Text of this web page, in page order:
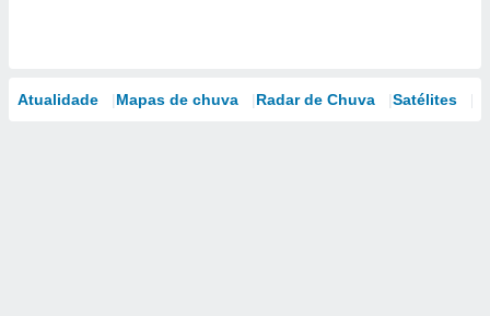
Atualidade Mapas de chuva Radar de Chuva Satélites